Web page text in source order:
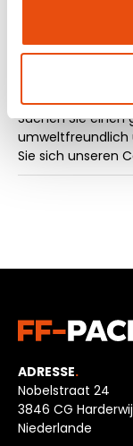
Suchen Sie einen
umweltfreundlich
Sie sich unseren
ADRESSE.
Nobelstraat 24
3846 CG
Niederlande